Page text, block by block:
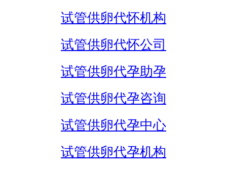
试管供卵代怀机构
试管供卵代怀公司
试管供卵代孕助孕
试管供卵代孕咨询
试管供卵代孕中心
试管供卵代孕机构